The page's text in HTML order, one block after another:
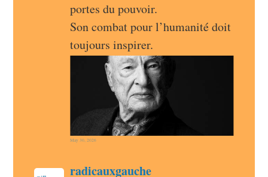
portes du pouvoir.
Son combat pour l’humanité doit
toujours inspirer.
May 30, 2026
radicauxgauchepost